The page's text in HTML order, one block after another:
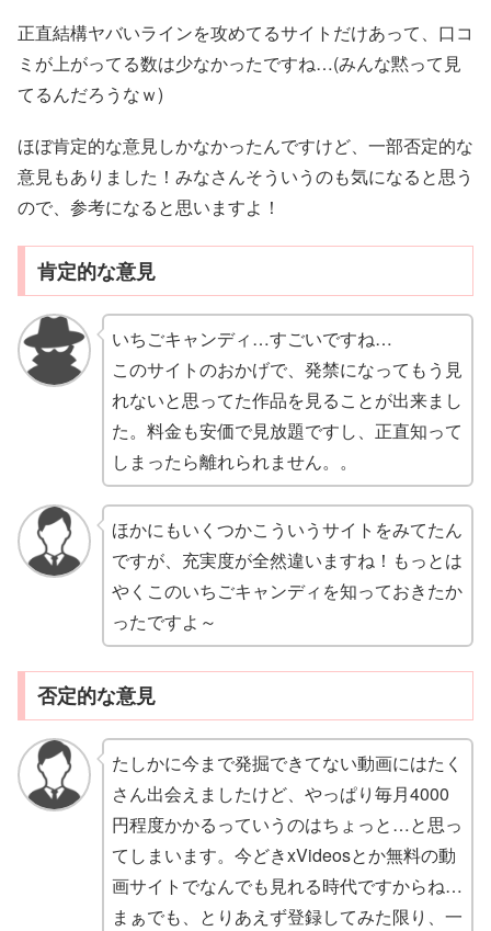
正直結構ヤバいラインを攻めてるサイトだけあって、口コ
ミが上がってる数は少なかったですね…(みんな黙って見
てるんだろうなｗ)
ほぼ肯定的な意見しかなかったんですけど、一部否定的な
意見もありました！みなさんそういうのも気になると思う
ので、参考になると思いますよ！
肯定的な意見
いちごキャンディ…すごいですね…
このサイトのおかげで、発禁になってもう見
れないと思ってた作品を見ることが出来まし
た。料金も安価で見放題ですし、正直知って
しまったら離れられません。。
ほかにもいくつかこういうサイトをみてたん
ですが、充実度が全然違いますね！もっとは
やくこのいちごキャンディを知っておきたか
ったですよ～
否定的な意見
たしかに今まで発掘できてない動画にはたく
さん出会えましたけど、やっぱり毎月4000
円程度かかるっていうのはちょっと…と思っ
てしまいます。今どきxVideosとか無料の動
画サイトでなんでも見れる時代ですからね…
まぁでも、とりあえず登録してみた限り、一